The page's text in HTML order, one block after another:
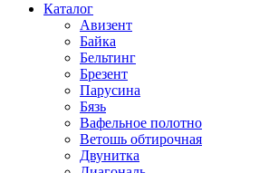
Каталог
Авизент
Байка
Бельтинг
Брезент
Парусина
Бязь
Вафельное полотно
Ветошь обтирочная
Двунитка